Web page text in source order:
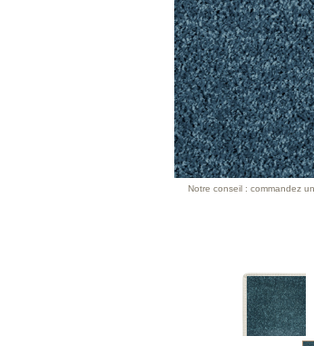
Notre conseil : commandez